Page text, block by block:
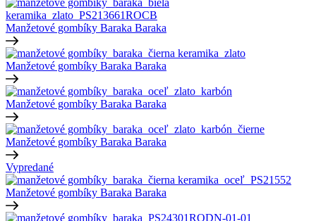
Manžetové gombíky Baraka Baraka
Manžetové gombíky Baraka Baraka
Manžetové gombíky Baraka Baraka
Manžetové gombíky Baraka Baraka
Vypredané
Manžetové gombíky Baraka Baraka